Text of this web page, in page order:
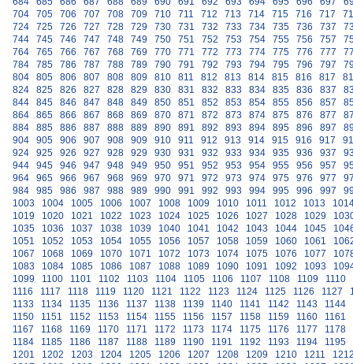
704
705 706 707 708 709 710 711 712 713 714 715 716 717
724
725 726 727 728 729 730 731 732 733 734 735 736 737
744
745 746 747 748 749 750 751 752 753 754 755 756 757
764
765 766 767 768 769 770 771 772 773 774 775 776 777
784
785 786 787 788 789 790 791 792 793 794 795 796 797
804
805 806 807 808 809 810 811 812 813 814 815 816 817
824
825 826 827 828 829 830 831 832 833 834 835 836 837
844
845 846 847 848 849 850 851 852 853 854 855 856 857
864
865 866 867 868 869 870 871 872 873 874 875 876 877
884
885 886 887 888 889 890 891 892 893 894 895 896 897
904
905 906 907 908 909 910 911 912 913 914 915 916 917
924
925 926 927 928 929 930 931 932 933 934 935 936 937
944
945 946 947 948 949 950 951 952 953 954 955 956 957
964
965 966 967 968 969 970 971 972 973 974 975 976 977
984
985 986 987 988 989 990 991 992 993 994 995 996 997
1003
1004 1005 1006 1007 1008 1009 1010 1011 1012 1013
1019
1020 1021 1022 1023 1024 1025 1026 1027 1028 1029
1035
1036 1037 1038 1039 1040 1041 1042 1043 1044 1045
1051
1052 1053 1054 1055 1056 1057 1058 1059 1060 1061
1067
1068 1069 1070 1071 1072 1073 1074 1075 1076 1077
1083
1084 1085 1086 1087 1088 1089 1090 1091 1092 1093
1099
1100 1101 1102 1103 1104 1105 1106 1107 1108 1109
1110
1116
1117 1118 1119 1120 1121 1122 1123 1124 1125 1126 1127
1133
1134 1135 1136 1137 1138 1139 1140 1141 1142 1143
1144
1150
1151 1152 1153 1154 1155 1156 1157 1158 1159 1160
1161
1167
1168 1169 1170 1171 1172 1173 1174 1175 1176 1177
1178
1184
1185 1186 1187 1188 1189 1190 1191 1192 1193 1194
1195
1201
1202 1203 1204 1205 1206 1207 1208 1209 1210 1211